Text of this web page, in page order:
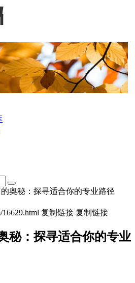
奥秘：探寻适合你的专业路径
16629.html 复制链接 复制链接
秘：探寻适合你的专业